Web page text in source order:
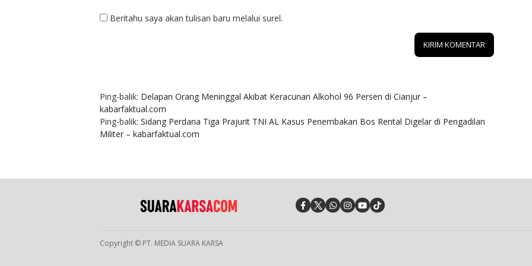
Beritahu saya akan tulisan baru melalui surel.
Ping-balik: Delapan Orang Meninggal Akibat Keracunan Alkohol 96 Persen di Cianjur –
kabarfaktual.com
Ping-balik: Sidang Perdana Tiga Prajurit TNI AL Kasus Penembakan Bos Rental Digelar di Pengadilan
Militer – kabarfaktual.com
Copyright © PT. MEDIA SUARA KARSA